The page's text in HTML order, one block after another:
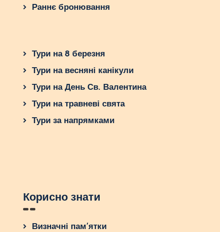
Раннє бронювання
Тури на 8 березня
Тури на весняні канікули
Тури на День Св. Валентина
Тури на травневі свята
Тури за напрямками
Корисно знати
Визначні пам’ятки